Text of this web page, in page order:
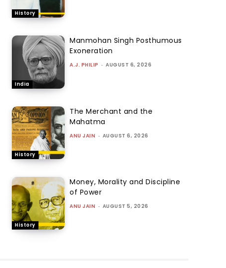
History
India
Manmohan Singh Posthumous
Exoneration
A.J. PHILIP - AUGUST 6, 2026
History
The Merchant and the
Mahatma
ANU JAIN - AUGUST 6, 2026
History
Money, Morality and Discipline
of Power
ANU JAIN - AUGUST 5, 2026